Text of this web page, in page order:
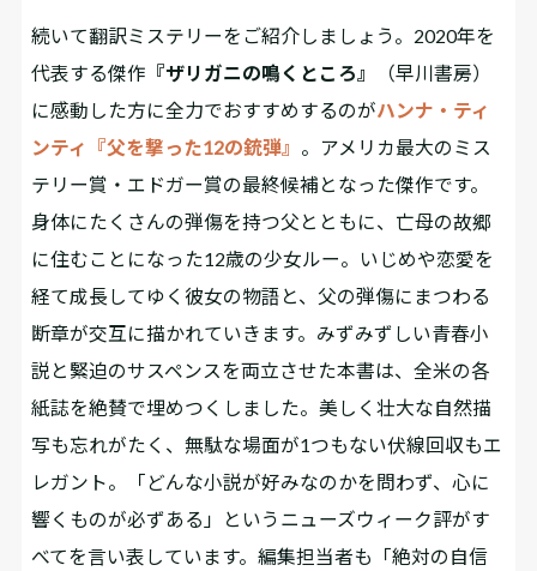
続いて翻訳ミステリーをご紹介しましょう。2020年を
代表する傑作 『ザリガニの鳴くところ』
（早川書房）
に感動した方に全力でおすすめするのがハンナ・ティ
ンティ『父を撃った12の銃弾』 。アメリカ最大のミス
テリー賞・エドガー賞の最終候補となった傑作です。
身体にたくさんの弾傷を持つ父とともに、亡母の故郷
に住むことになった12歳の少女ルー。いじめや恋愛を
経て成長してゆく彼女の物語と、父の弾傷にまつわる
断章が交互に描かれていきます。みずみずしい青春小
説と緊迫のサスペンスを両立させた本書は、全米の各
紙誌を絶賛で埋めつくしました。美しく壮大な自然描
写も忘れがたく、無駄な場面が1つもない伏線回収もエ
レガント。「どんな小説が好みなのかを問わず、心に
響くものが必ずある」というニューズウィーク評がす
べてを言い表しています。編集担当者も「絶対の自信